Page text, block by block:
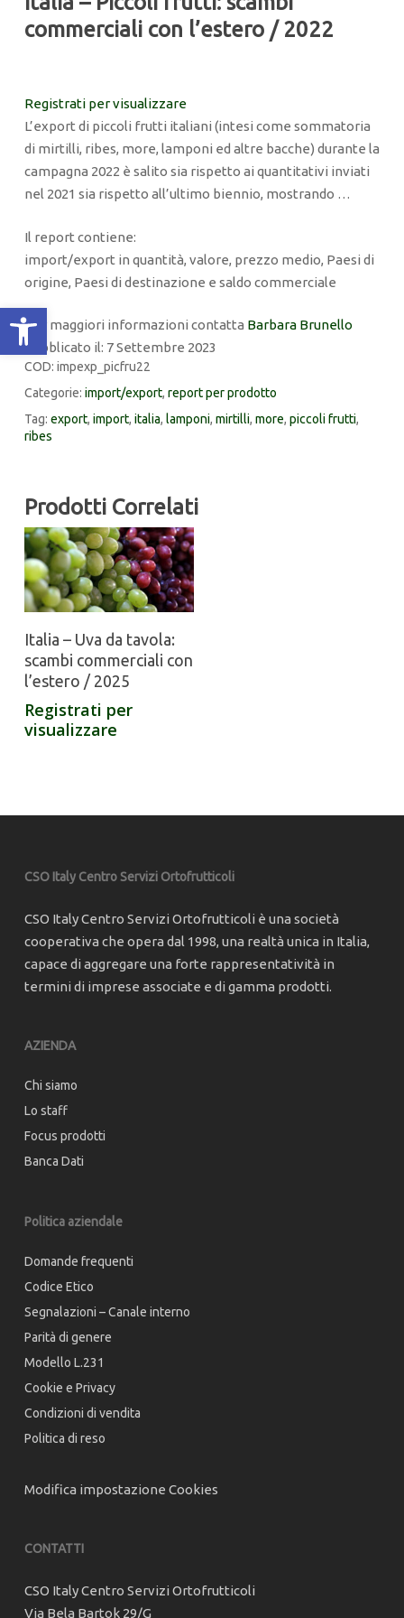
Apri la barra degli strumenti
commerciali con l’estero / 2022
Registrati per visualizzare
L’export di piccoli frutti italiani (intesi come sommatoria
di mirtilli, ribes, more, lamponi ed altre bacche) durante la
campagna 2022 è salito sia rispetto ai quantitativi inviati
nel 2021 sia rispetto all’ultimo biennio, mostrando …
Il report contiene:
import/export in quantità, valore, prezzo medio, Paesi di
origine, Paesi di destinazione e saldo commerciale
Per maggiori informazioni contatta Barbara Brunello
Pubblicato il: 7 Settembre 2023
COD: impexp_picfru22
Categorie: import/export, report per prodotto
Tag: export, import, italia, lamponi, mirtilli, more, piccoli frutti,
ribes
Prodotti Correlati
Italia – Uva da tavola:
scambi commerciali con
l’estero / 2025
Registrati per
visualizzare
CSO Italy Centro Servizi Ortofrutticoli
CSO Italy Centro Servizi Ortofrutticoli è una società
cooperativa che opera dal 1998, una realtà unica in Italia,
capace di aggregare una forte rappresentatività in
termini di imprese associate e di gamma prodotti.
AZIENDA
Chi siamo
Lo staff
Focus prodotti
Banca Dati
Politica aziendale
Domande frequenti
Codice Etico
Segnalazioni – Canale interno
Parità di genere
Modello L.231
Cookie e Privacy
Condizioni di vendita
Politica di reso
Modifica impostazione Cookies
CONTATTI
CSO Italy Centro Servizi Ortofrutticoli
Via Bela Bartok 29/G